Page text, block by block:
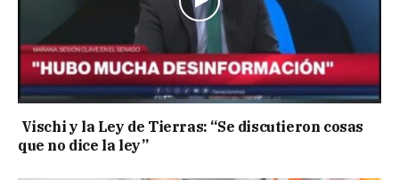
Vischi y la Ley de Tierras: “Se discutieron cosas
que no dice la ley”